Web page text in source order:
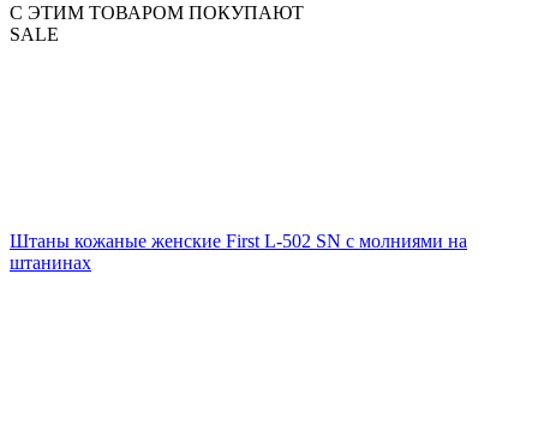
С ЭТИМ ТОВАРОМ ПОКУПАЮТ
SALE
Штаны кожаные женские First L-502 SN с молниями на
штанинах